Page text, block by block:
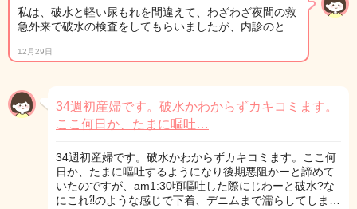
私は、破水と軽い尿もれを間違えて、わざわざ夜間の救
急外来で破水の検査をしてもらいましたが、内診のと…
12月29日
34週初産婦です。破水かわからずカキコミます。
ここ何日か、たまに嘔吐…
34週初産婦です。破水かわからずカキコミます。ここ何
日か、たまに嘔吐するようになり後期悪阻かーと諦めて
いたのですが、am1:30頃嘔吐した際にじわーと破水?な
にこれ⁈のような感じで下着、デニムまで濡らしてしま…